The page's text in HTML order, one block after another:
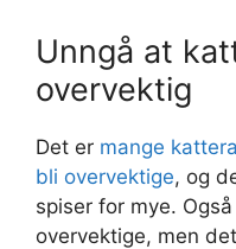
Unngå at
overvektig
Det er mange
bli overvektige, og
spiser for mye.
overvektige, men